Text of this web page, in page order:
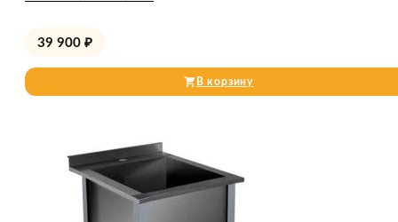
39 900 ₽
В корзину